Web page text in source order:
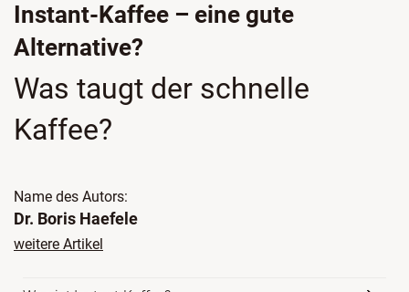
Instant-Kaffee – eine gute
Alternative?
Was taugt der schnelle
Kaffee?
Name des Autors:
Dr. Boris Haefele
weitere Artikel